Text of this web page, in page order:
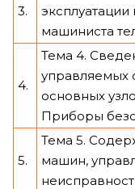
3.
машиниста
4.
Тема 4.
управляемых
основных
Приборы
5.
Тема 5.
машин,